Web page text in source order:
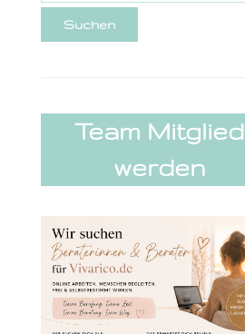
Team Mitglied
werden